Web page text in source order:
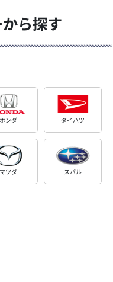
ら探す
ホンダ ダイハツ
マツダ スバル